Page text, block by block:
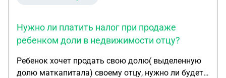
Нужно ли платить налог при продаже
ребенком доли в недвижимости отцу?
Ребенок хочет продать свою долю( выделенную
долю маткапитала) своему отцу, нужно ли будет